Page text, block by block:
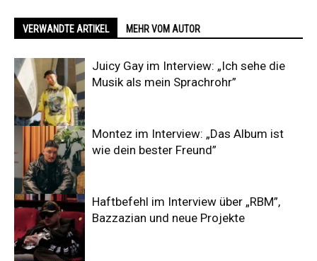
VERWANDTE ARTIKEL MEHR VOM AUTOR
Juicy Gay im Interview: „Ich sehe die
Musik als mein Sprachrohr”
Montez im Interview: „Das Album ist
wie dein bester Freund”
Haftbefehl im Interview über „RBM”,
Bazzazian und neue Projekte